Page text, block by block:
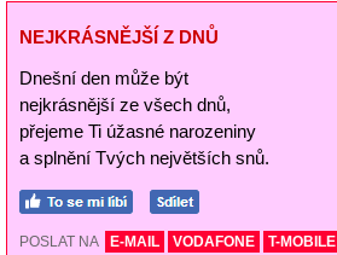
NEJKRÁSNĚJŠÍ Z DNŮ
Dnešní den může být
nejkrásnější ze všech dnů,
přejeme Ti úžasné narozeniny
a splnění Tvých největších snů.
POSLAT NA E-MAIL VODAFONE T-MOBILE